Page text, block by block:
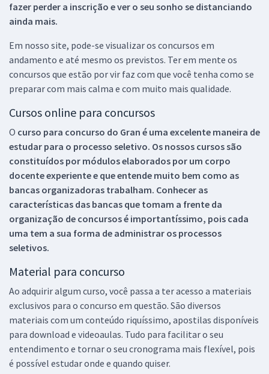
fazer perder a inscrição e ver o seu sonho se distanciando
ainda mais.
Em nosso site, pode-se visualizar os concursos em
andamento e até mesmo os previstos. Ter em mente os
concursos que estão por vir faz com que você tenha como se
preparar com mais calma e com muito mais qualidade.
Cursos online para concursos
O curso para concurso do Gran é uma excelente maneira de
estudar para o processo seletivo. Os nossos cursos são
constituídos por módulos elaborados por um corpo
docente experiente e que entende muito bem como as
bancas organizadoras trabalham. Conhecer as
características das bancas que tomam a frente da
organização de concursos é importantíssimo, pois cada
uma tem a sua forma de administrar os processos
seletivos.
Material para concurso
Ao adquirir algum curso, você passa a ter acesso a materiais
exclusivos para o concurso em questão. São diversos
materiais com um conteúdo riquíssimo, apostilas disponíveis
para download e videoaulas. Tudo para facilitar o seu
entendimento e tornar o seu cronograma mais flexível, pois
é possível estudar onde e quando quiser.